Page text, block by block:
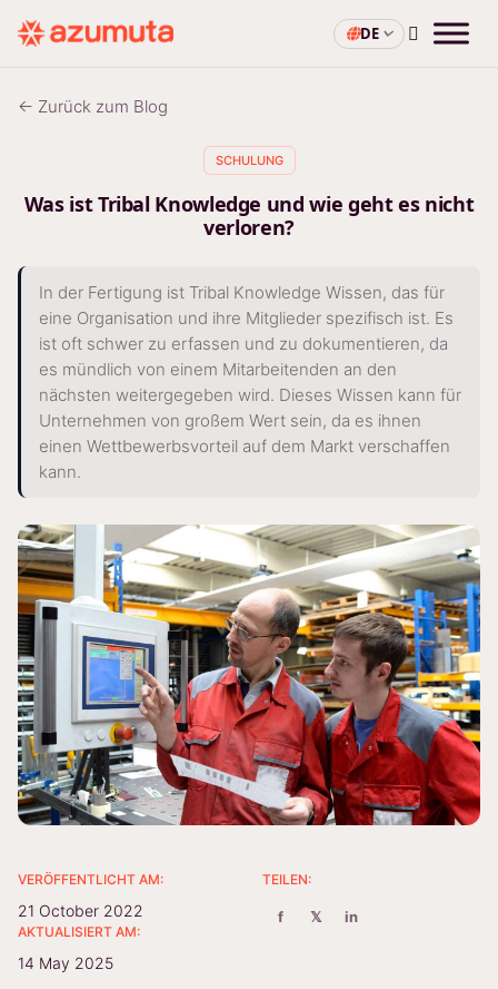
DE
← Zurück zum Blog
SCHULUNG
Was ist Tribal Knowledge und wie geht es nicht
verloren?
In der Fertigung ist Tribal Knowledge Wissen, das für
eine Organisation und ihre Mitglieder spezifisch ist. Es
ist oft schwer zu erfassen und zu dokumentieren, da
es mündlich von einem Mitarbeitenden an den
nächsten weitergegeben wird. Dieses Wissen kann für
Unternehmen von großem Wert sein, da es ihnen
einen Wettbewerbsvorteil auf dem Markt verschaffen
kann.
VERÖFFENTLICHT AM:
21 October 2022
AKTUALISIERT AM:
14 May 2025
TEILEN:
f 𝕏 in